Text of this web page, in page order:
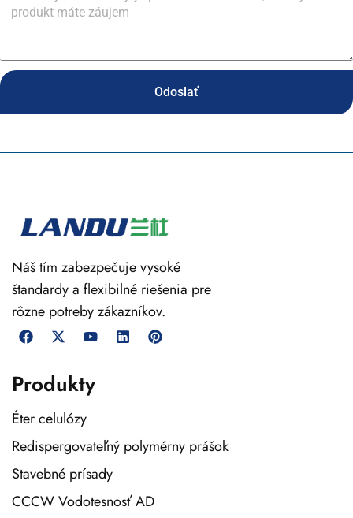
Odoslať
Náš tím zabezpečuje vysoké
štandardy a flexibilné riešenia pre
rôzne potreby zákazníkov.
Produkty
Éter celulózy
Redispergovateľný polymérny prášok
Stavebné prísady
CCCW Vodotesnosť AD